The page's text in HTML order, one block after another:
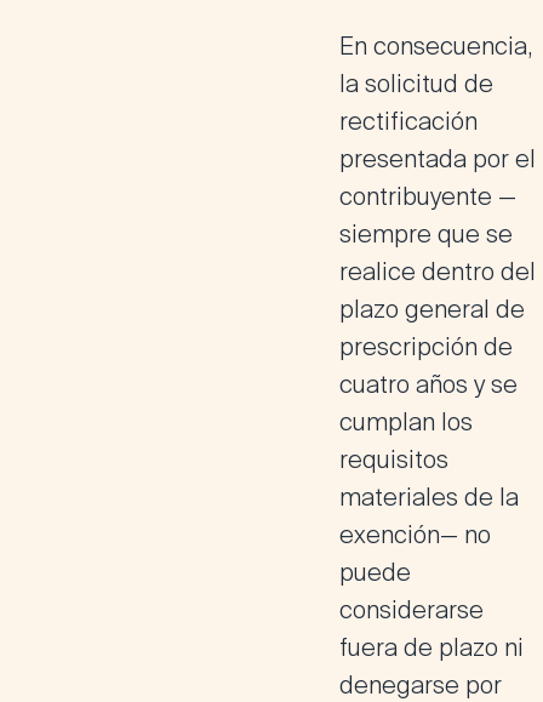
En consecuencia,
la solicitud de
rectificación
presentada por el
contribuyente —
siempre que se
realice dentro del
plazo general de
prescripción de
cuatro años y se
cumplan los
requisitos
materiales de la
exención— no
puede
considerarse
fuera de plazo ni
denegarse por